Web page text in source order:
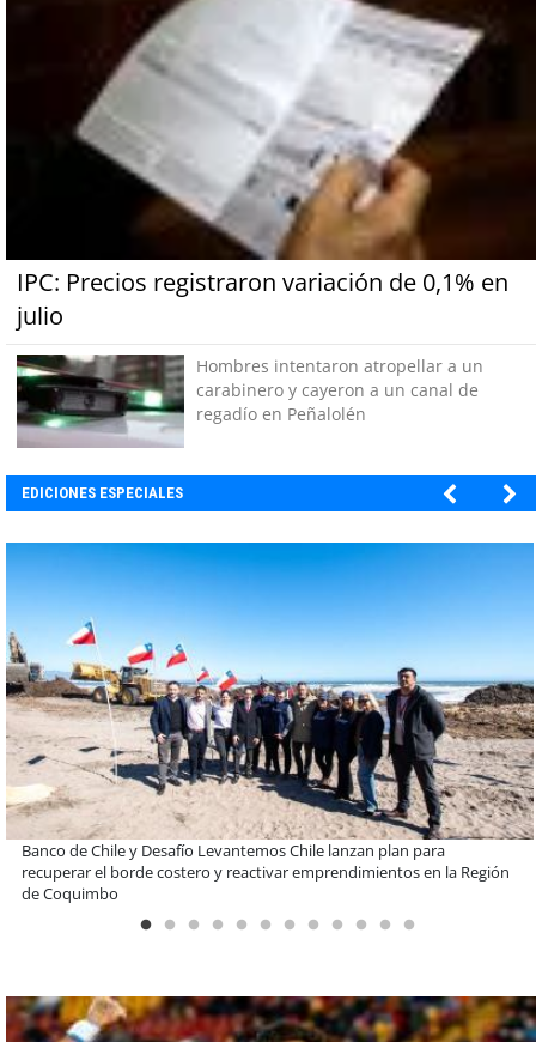
IPC: Precios registraron variación de 0,1% en
julio
Hombres intentaron atropellar a un
carabinero y cayeron a un canal de
regadío en Peñalolén
EDICIONES ESPECIALES
Educación y colaboración público-privada se toman La Araucanía:
encuentro reunió a líderes para abordar las brechas y oportunidades